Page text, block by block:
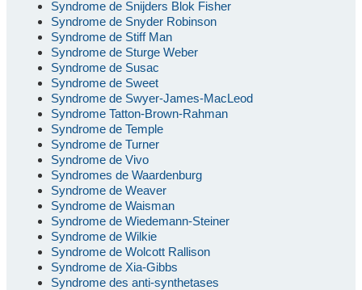
Syndrome de Snijders Blok Fisher
Syndrome de Snyder Robinson
Syndrome de Stiff Man
Syndrome de Sturge Weber
Syndrome de Susac
Syndrome de Sweet
Syndrome de Swyer-James-MacLeod
Syndrome Tatton-Brown-Rahman
Syndrome de Temple
Syndrome de Turner
Syndrome de Vivo
Syndromes de Waardenburg
Syndrome de Weaver
Syndrome de Waisman
Syndrome de Wiedemann-Steiner
Syndrome de Wilkie
Syndrome de Wolcott Rallison
Syndrome de Xia-Gibbs
Syndrome des anti-synthetases